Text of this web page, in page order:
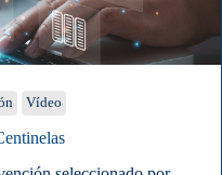
Vídeo